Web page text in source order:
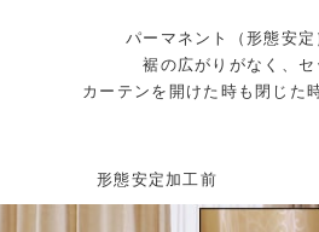
パーマネント（形態安
裾の広がりがなく、セ
カーテンを開けた時も閉じた
形態安定加工前